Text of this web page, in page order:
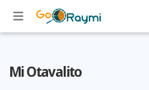
Mi Otavalito